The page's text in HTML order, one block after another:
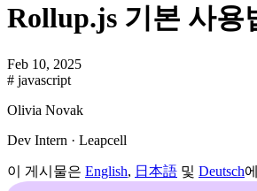
Rollup.js 기본 사용
Feb 10, 2025
# javascript
Olivia Novak
Dev Intern · Leapcell
이 게시물은 English, 日本語 및 Deutsch